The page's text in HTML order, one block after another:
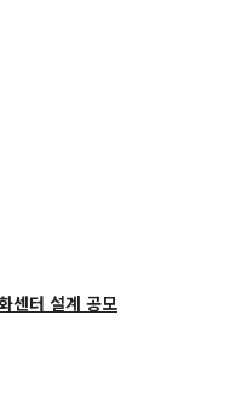
센터 설계 공모